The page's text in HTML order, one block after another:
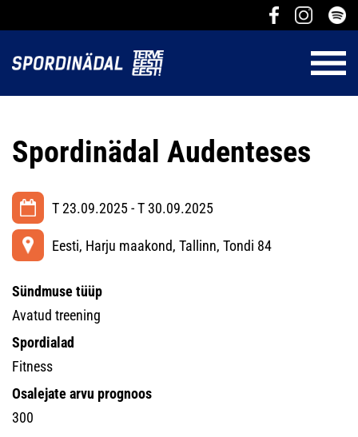
Spordinädal Audenteses
T 23.09.2025 - T 30.09.2025
Eesti, Harju maakond, Tallinn, Tondi 84
Sündmuse tüüp
Avatud treening
Spordialad
Fitness
Osalejate arvu prognoos
300